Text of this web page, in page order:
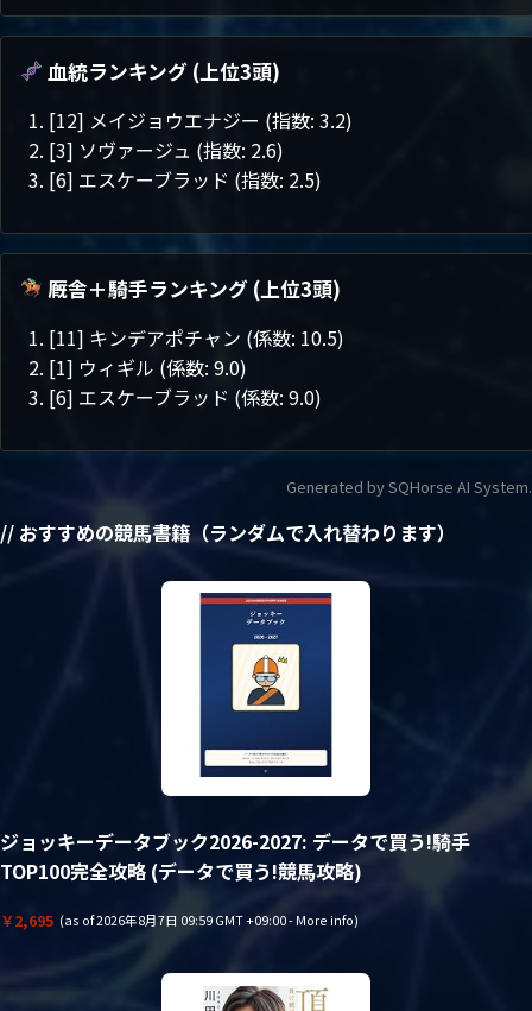
血統ランキング (上位3頭)
[12] メイジョウエナジー (指数: 3.2)
[3] ソヴァージュ (指数: 2.6)
[6] エスケーブラッド (指数: 2.5)
厩舎＋騎手ランキング (上位3頭)
[11] キンデアポチャン (係数: 10.5)
[1] ウィギル (係数: 9.0)
[6] エスケーブラッド (係数: 9.0)
Generated by SQHorse AI System.
// おすすめの競馬書籍（ランダムで入れ替わります）
ジョッキーデータブック2026-2027: データで買う!騎手
TOP100完全攻略 (データで買う!競馬攻略)
￥2,695 (as of 2026年8月7日 09:59 GMT +09:00 - More info)